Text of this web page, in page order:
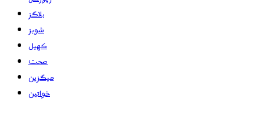
بلاگز
شوبز
کھیل
صحت
میگزین
خواتین